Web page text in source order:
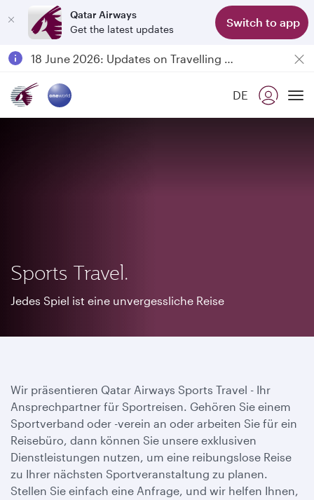
Qatar Airways
Get the latest updates
Switch to app
Passengers flying between Doha and Auckland on QR914 and QR915
18 June 2026: Updates on Travelling with Power Banks
DE
Sports Travel.
Jedes Spiel ist eine unvergessliche Reise
Wir präsentieren Qatar Airways Sports Travel - Ihr
Ansprechpartner für Sportreisen. Gehören Sie einem
Sportverband oder -verein an oder arbeiten Sie für ein
Reisebüro, dann können Sie unsere exklusiven
Dienstleistungen nutzen, um eine reibungslose Reise
zu Ihrer nächsten Sportveranstaltung zu planen.
Stellen Sie einfach eine Anfrage, und wir helfen Ihnen,